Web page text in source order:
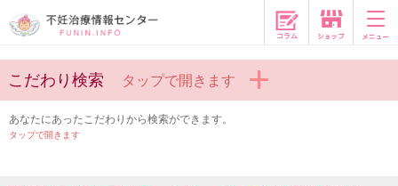
コラム
こだわり検索 タップで開きます
あなたにあったこだわりから検索ができます。
タップで開きます